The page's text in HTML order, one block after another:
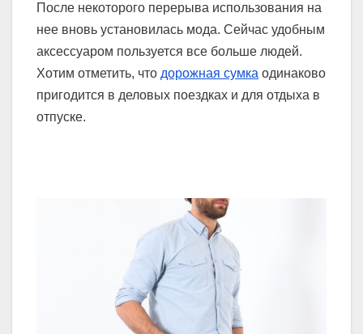
После некоторого перерыва использования на
нее вновь установилась мода. Сейчас удобным
аксессуаром пользуется все больше людей.
Хотим отметить, что дорожная сумка одинаково
пригодится в деловых поездках и для отдыха в
отпуске.